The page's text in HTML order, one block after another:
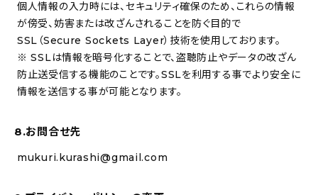
個人情報の入力時には、セキュリティ確保のため、これらの情報
が傍受、妨害または改ざんされることを防ぐ目的で
SSL（Secure Sockets Layer）技術を使用しております。
※ SSLは情報を暗号化することで、盗聴防止やデータの改ざん
防止送受信する機能のことです。SSLを利用する事でより安全に
情報を送信する事が可能となります。
8.お問合せ先
mukuri.kurashi@gmail.com